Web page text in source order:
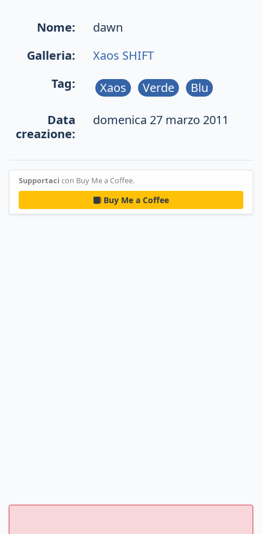
Nome:
dawn
Galleria:
Xaos SHIFT
Tag:
Xaos Verde Blu
Data
creazione:
domenica 27 marzo 2011
Supportaci con Buy Me a Coffee.
Buy Me a Coffee